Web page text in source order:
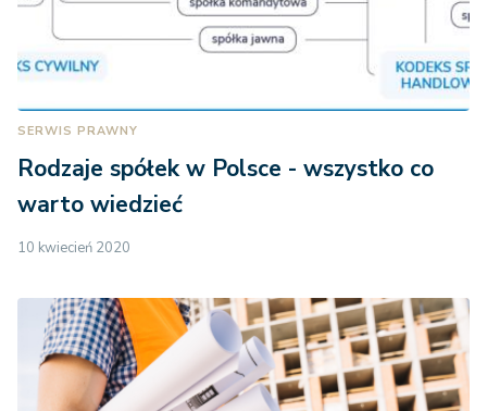
SERWIS PRAWNY
Rodzaje spółek w Polsce - wszystko co
warto wiedzieć
10 kwiecień 2020